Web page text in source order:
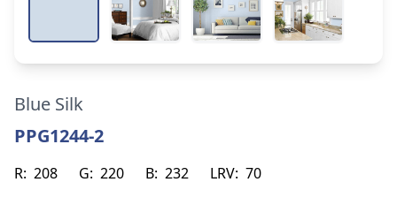
Blue Silk
PPG1244-2
R: 208 G: 220 B: 232 LRV: 70